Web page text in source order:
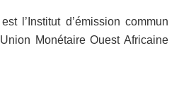
l’Institut d’émission commun
Monétaire Ouest Africaine